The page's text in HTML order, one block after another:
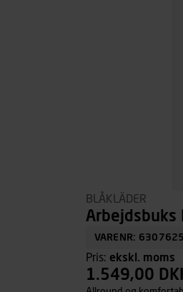
BLÅKLÄDER
Arbejdsbuks
VARENR:
Pris: ekskl. moms
1.549,00